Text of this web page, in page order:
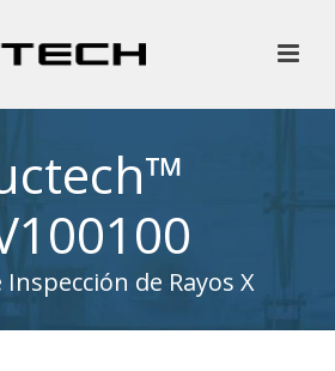
de Rayos X